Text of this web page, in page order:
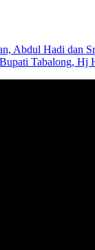
Abdul Hadi dan
Tabalong, Hj